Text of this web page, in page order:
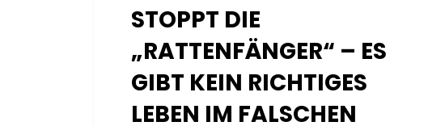
STOPPT DIE
„RATTENFÄNGER“ – ES
GIBT KEIN RICHTIGES
LEBEN IM FALSCHEN